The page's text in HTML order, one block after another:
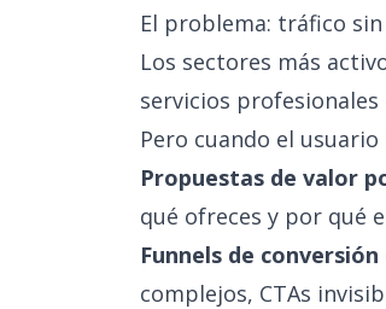
El problema: tráfico
Los sectores más
servicios profesionales
Pero cuando el
Propuestas de valor
qué ofreces y por qué
Funnels de
complejos, CTAs